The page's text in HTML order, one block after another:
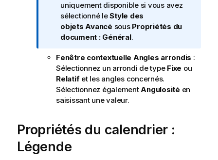
o
t
e
I
f
o
r
m
a
o
n
s
uniquement disponible si vous avez
sélectionné leStyle des
objets Avancé sous Propriétés du
document : Général.
Fenêtre contextuelle Angles arrondis :
Sélectionnez un arrondi de type Fixe ou
Relatifet les angles concernés.
Sélectionnez égalementAngulosité en
saisissant une valeur.
Propriétés du calendrier :
Légende